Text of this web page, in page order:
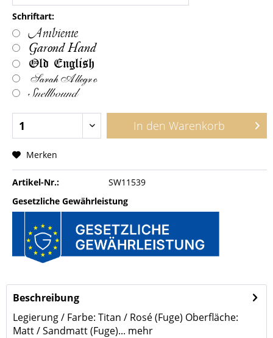
Schriftart:
Ambiente
Garond Hand
Old English
Sarah Allegro
Snellbound
In den Warenkorb
Merken
Artikel-Nr.:
SW11539
Gesetzliche Gewährleistung
Beschreibung
Legierung / Farbe: Titan / Rosé (Fuge) Oberfläche:
Matt / Sandmatt (Fuge)... mehr